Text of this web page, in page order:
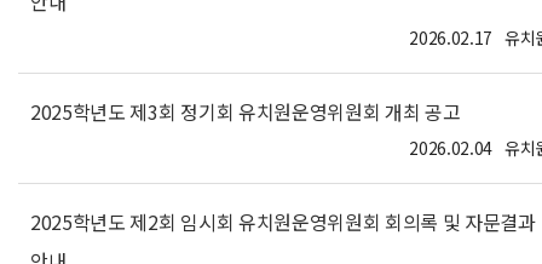
유치
2026.02.17
2025학년도 제3회 정기회 유치원운영위원회 개최 공고
유치
2026.02.04
2025학년도 제2회 임시회 유치원운영위원회 회의록 및 자문결과